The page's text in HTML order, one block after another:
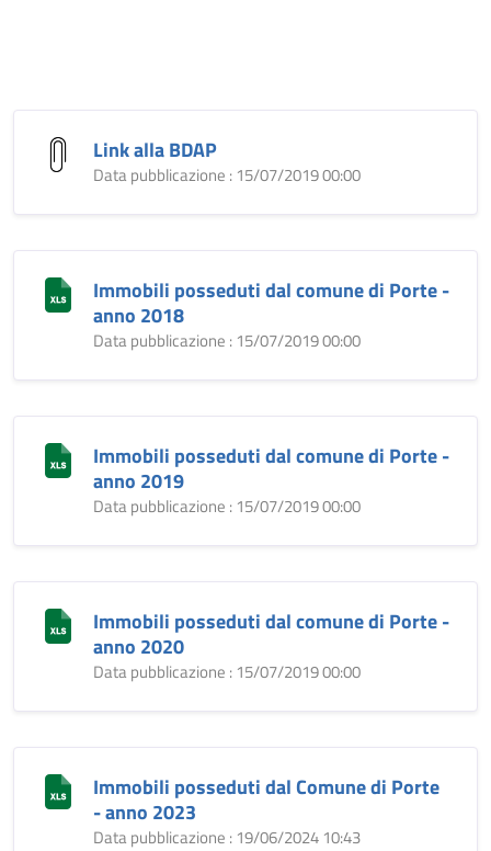
Link alla BDAP
Data pubblicazione : 15/07/2019 00:00
Immobili posseduti dal comune di Porte -
anno 2018
Data pubblicazione : 15/07/2019 00:00
Immobili posseduti dal comune di Porte -
anno 2019
Data pubblicazione : 15/07/2019 00:00
Immobili posseduti dal comune di Porte -
anno 2020
Data pubblicazione : 15/07/2019 00:00
Immobili posseduti dal Comune di Porte
- anno 2023
Data pubblicazione : 19/06/2024 10:43